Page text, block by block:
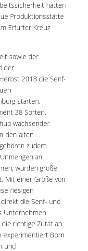
hatten
Produktionsstätte
Erfurter Kreuz
sowie der
der
2018 die Senf-
starten.
38 Sorten.
wachsender
den alten
zudem
an
wurden große
Mit einer Größe von
riesigen
die Senf- und
Unternehmen
richtige Zutat an
experimentiert Born
und